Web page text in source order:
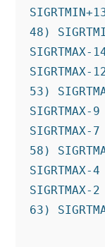
48)
SIGRTMAX-
SIGRTMAX-
53)
SIGRTMAX-7
58)
SIGRTMAX-2
63)